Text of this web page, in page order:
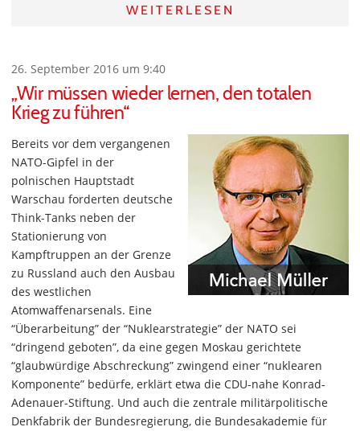
WEITERLESEN
26. September 2016 um 9:40
„Wir müssen wieder lernen, den totalen
Krieg zu führen“
Bereits vor dem vergangenen
NATO-Gipfel in der
polnischen Hauptstadt
Warschau forderten deutsche
Think-Tanks neben der
Stationierung von
Kampftruppen an der Grenze
zu Russland auch den Ausbau
des westlichen
Atomwaffenarsenals. Eine
“Überarbeitung” der “Nuklearstrategie” der NATO sei
“dringend geboten”, da eine gegen Moskau gerichtete
“glaubwürdige Abschreckung” zwingend einer “nuklearen
Komponente” bedürfe, erklärt etwa die CDU-nahe Konrad-
Adenauer-Stiftung. Und auch die zentrale militärpolitische
Denkfabrik der Bundesregierung, die Bundesakademie für